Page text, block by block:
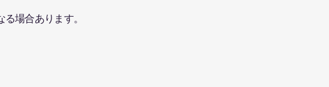
場合あります。